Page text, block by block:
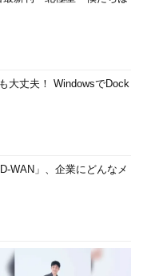
大丈夫！ WindowsでDock
WAN」、企業にどんなメ